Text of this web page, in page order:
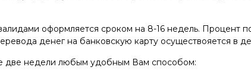
оформляется сроком на 8-16 недель. Процент
денег на банковскую карту осуществояется в
две недели любым удобным Вам способом: